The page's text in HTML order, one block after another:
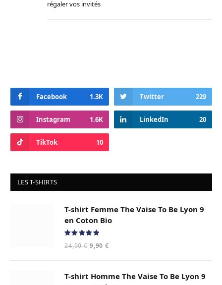
régaler vos invités
Facebook 1.3K Twitter 229
Instagram 1.6K LinkedIn 20
TikTok 10
LES T-SHIRTS
T-shirt Femme The Vaise To Be Lyon 9
en Coton Bio
sur 5
24,90€ Le
était :
9,90€Le
est :
T-shirt Homme The Vaise To Be Lyon 9